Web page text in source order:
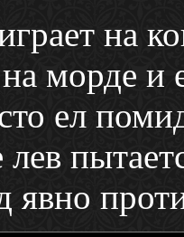
на
морде и
ел
явно